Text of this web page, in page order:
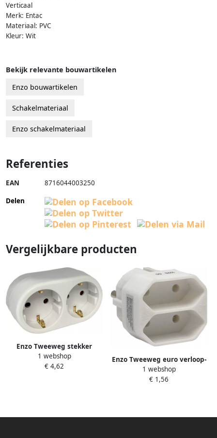
Verticaal
Merk: Entac
Materiaal: PVC
Kleur: Wit
Bekijk relevante bouwartikelen
Enzo bouwartikelen
Schakelmateriaal
Enzo schakelmateriaal
Referenties
EAN 8716044003250
Delen
Vergelijkbare producten
Enzo Tweeweg stekker
randaarde wit horizontaa
6175903
1 webshop
€ 4,62
Enzo Tweeweg euro verloop-
stekker wit 230V 6175900
1 webshop
€ 1,56